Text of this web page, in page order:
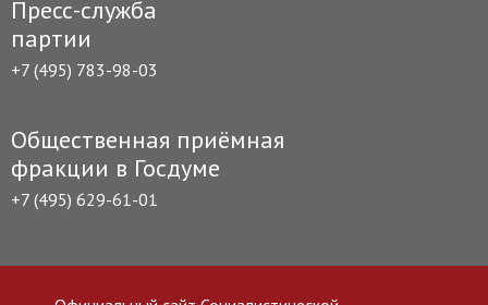
Пресс-служба
партии
+7 (495) 783-98-03
Общественная приёмная
фракции в Госдуме
+7 (495) 629-61-01